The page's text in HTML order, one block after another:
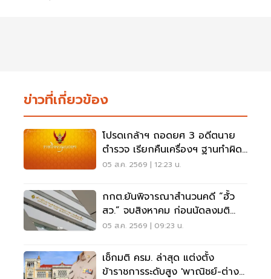
ข่าวที่เกี่ยวข้อง
โปรดเกล้าฯ ถอดยศ 3 อดีตนาย
ตำรวจ เรียกคืนเครื่องฯ ฐานทำผิด
วินัยร้ายแรง
05 ส.ค. 2569 | 12:23 น.
กกต.ยันพิจารณาสำนวนคดี “ฮั้ว
สว.” จบสิงหาคม ก่อนนัดลงมติ
ภายหลัง
05 ส.ค. 2569 | 09:23 น.
เช็กมติ ครม. ล่าสุด แต่งตั้ง
ข้าราชการระดับสูง 'พาณิชย์-ต่าง